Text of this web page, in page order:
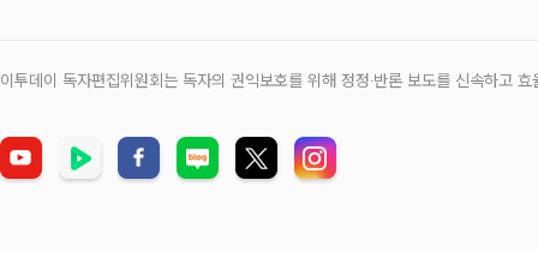
이투데이 독자편집위원회는 독자의 권익보호를 위해 정정‧반론 보도를 신속하고